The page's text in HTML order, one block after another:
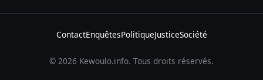
ContactEnquêtesPolitiqueJusticeSociété
© 2026 Kewoulo.info. Tous droits réservés.